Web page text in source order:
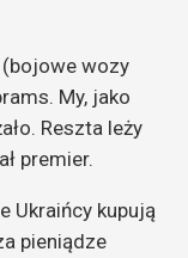
wozy
My, jako
Reszta leży
premier.
Ukraińcy kupują
pieniądze